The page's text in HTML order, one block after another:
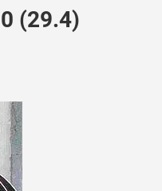
(29.4)